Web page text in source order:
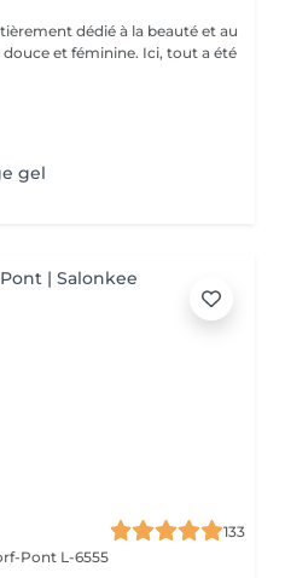
dédié à la beauté et au
et féminine. Ici, tout a été
gel
133
Pont L-6555